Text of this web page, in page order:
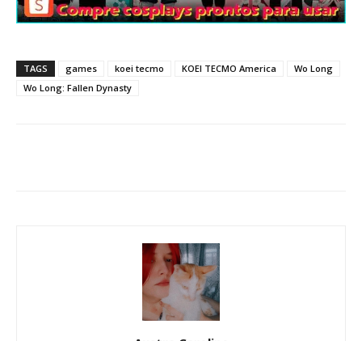
TAGS games koei tecmo KOEI TECMO America
Wo Long
Wo Long: Fallen Dynasty